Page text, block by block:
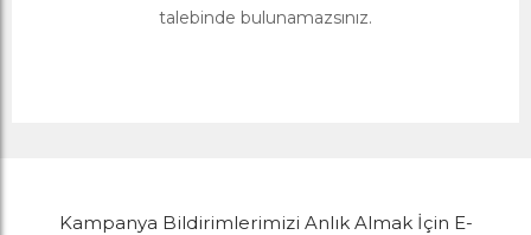
talebinde bulunamazsınız.
Kampanya Bildirimlerimizi Anlık Almak İçin E-